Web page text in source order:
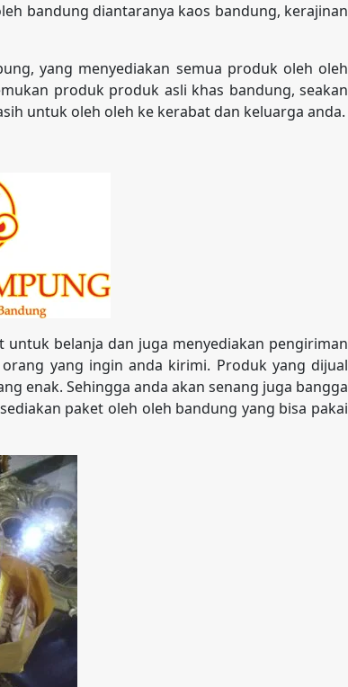
bandung diantaranya kaos bandung, kerajinan
yang menyediakan semua produk oleh oleh
produk produk asli khas bandung, seakan
untuk oleh oleh ke kerabat dan keluarga anda.
belanja dan juga menyediakan pengiriman
yang ingin anda kirimi. Produk yang dijual
enak. Sehingga anda akan senang juga bangga
paket oleh oleh bandung yang bisa pakai